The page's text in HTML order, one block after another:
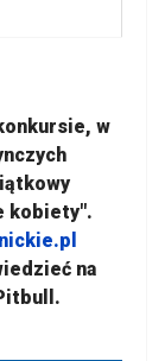
w
kobiety".
na